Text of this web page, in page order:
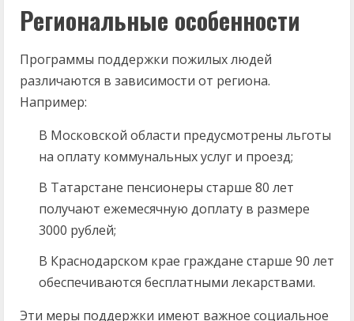
Региональные особенности
Программы поддержки пожилых людей
различаются в зависимости от региона.
Например:
В Московской области предусмотрены льготы
на оплату коммунальных услуг и проезд;
В Татарстане пенсионеры старше 80 лет
получают ежемесячную доплату в размере
3000 рублей;
В Краснодарском крае граждане старше 90 лет
обеспечиваются бесплатными лекарствами.
Эти меры поддержки имеют важное социальное